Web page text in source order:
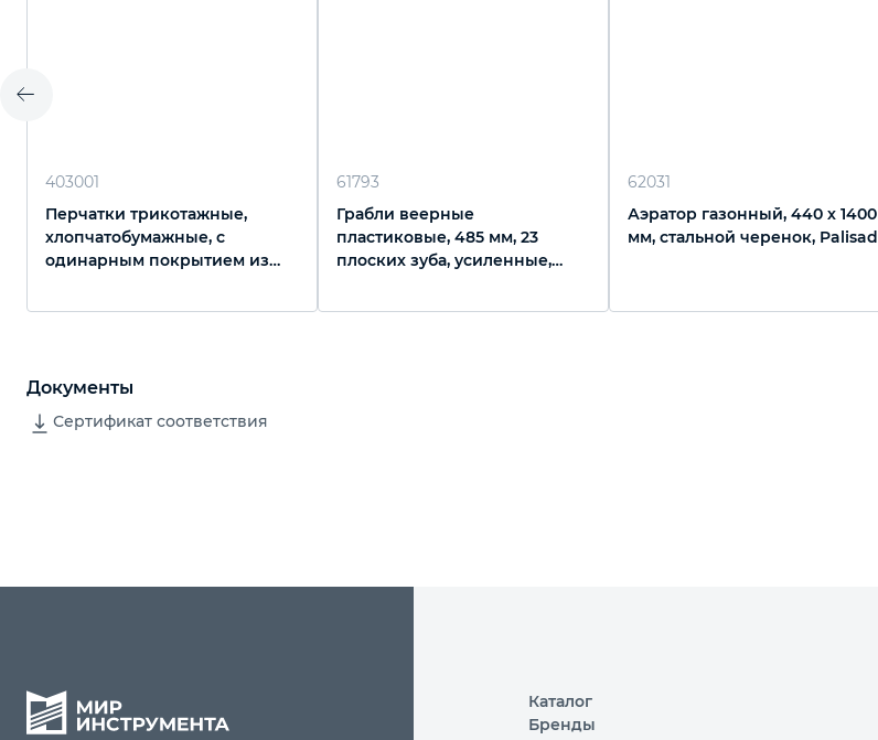
403001
Перчатки трикотажные,
хлопчатобумажные, с
одинарным покрытием из
61793
Грабли веерные
пластиковые, 485 мм, 23
плоских зуба, усиленные,
62031
Аэратор газонный, 440 х 1400
мм, стальной черенок, Palisad
Документы
Сертификат соответствия
Каталог
Бренды